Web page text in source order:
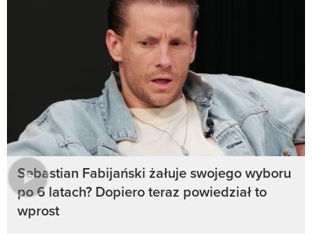
Sebastian Fabijański żałuje swojego wyboru
po 6 latach? Dopiero teraz powiedział to
wprost